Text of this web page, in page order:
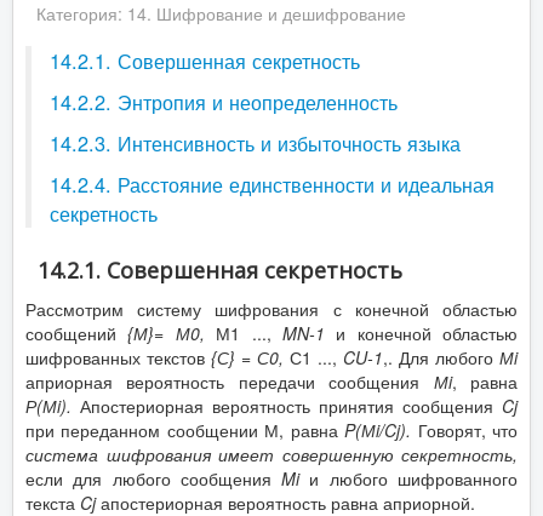
Категория: 14. Шифрование и дешифрование
14.2.1. Совершенная секретность
14.2.2. Энтропия и неопределенность
14.2.3. Интенсивность и избыточность языка
14.2.4. Расстояние единственности и идеальная
секретность
14.2.1. Совершенная секретность
Рассмотрим систему шифрования с конечной областью
сообщений{М}= М0, М1 ..., MN-1 и конечной областью
шифрованных текстов {С} = С0, С1 ..., CU-1,. Для любого Мi
априорная вероятность передачи сообщения Мi, равна
Р(Мi). Апостериорная вероятность принятия сообщения Cj
при переданном сообщении М, равнаP(Мi/Cj). Говорят, что
система шифрования имеет совершенную секретность,
если для любого сообщенияMiи любого шифрованного
текста Cjапостериорная вероятность равна априорной.